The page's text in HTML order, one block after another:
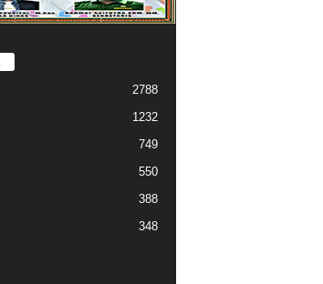
2788
1232
749
550
388
348